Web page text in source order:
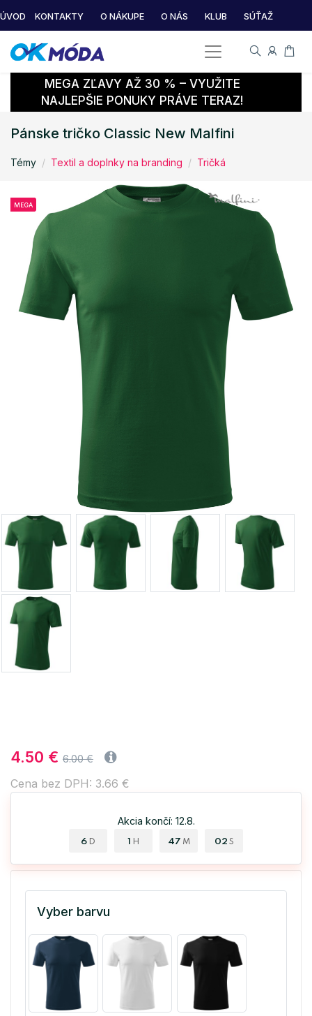
ÚVOD KONTAKTY O NÁKUPE O NÁS KLUB SÚŤAŽ
MEGA ZĽAVY AŽ 30 % – VYUŽITE
NAJLEPŠIE PONUKY PRÁVE TERAZ!
Pánske tričko Classic New Malfini
Témy Textil a doplnky na branding Tričká
MEGA
4.50 € 6.00 €
Cena bez DPH: 3.66 €
Akcia končí: 12.8.
6 D 1 H 47 M 02 S
Vyber barvu